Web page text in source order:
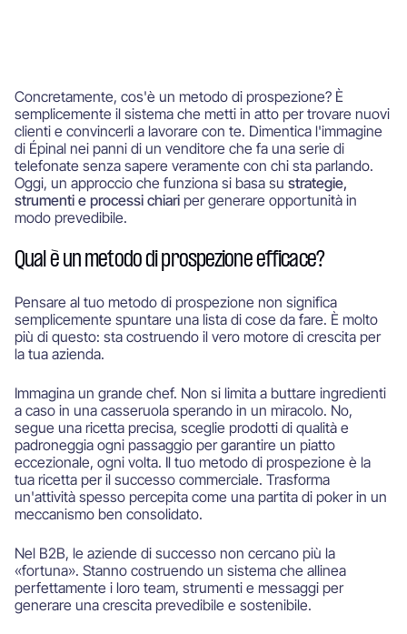
Concretamente, cos'è un metodo di prospezione? È
semplicemente il sistema che metti in atto per trovare nuovi
clienti e convincerli a lavorare con te. Dimentica l'immagine
di Épinal nei panni di un venditore che fa una serie di
telefonate senza sapere veramente con chi sta parlando.
Oggi, un approccio che funziona si basa su strategie,
strumenti e processi chiari per generare opportunità in
modo prevedibile.
Qual è un metodo di prospezione efficace?
Pensare al tuo metodo di prospezione non significa
semplicemente spuntare una lista di cose da fare. È molto
più di questo: sta costruendo il vero motore di crescita per
la tua azienda.
Immagina un grande chef. Non si limita a buttare ingredienti
a caso in una casseruola sperando in un miracolo. No,
segue una ricetta precisa, sceglie prodotti di qualità e
padroneggia ogni passaggio per garantire un piatto
eccezionale, ogni volta. Il tuo metodo di prospezione è la
tua ricetta per il successo commerciale. Trasforma
un'attività spesso percepita come una partita di poker in un
meccanismo ben consolidato.
Nel B2B, le aziende di successo non cercano più la
«fortuna». Stanno costruendo un sistema che allinea
perfettamente i loro team, strumenti e messaggi per
generare una crescita prevedibile e sostenibile.